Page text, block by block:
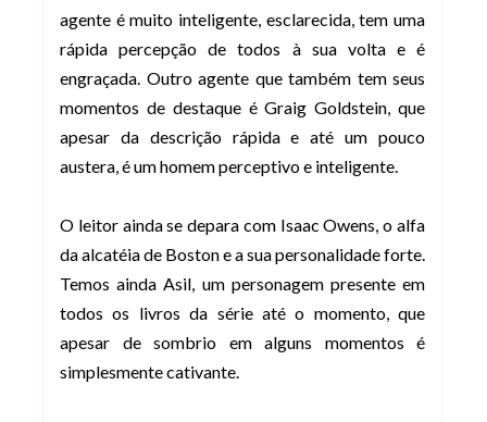
agente é muito inteligente, esclarecida, tem uma
rápida percepção de todos à sua volta e é
engraçada. Outro agente que também tem seus
momentos de destaque é Graig Goldstein, que
apesar da descrição rápida e até um pouco
austera, é um homem perceptivo e inteligente.
O leitor ainda se depara com Isaac Owens, o alfa
da alcatéia de Boston e a sua personalidade forte.
Temos ainda Asil, um personagem presente em
todos os livros da série até o momento, que
apesar de sombrio em alguns momentos é
simplesmente cativante.